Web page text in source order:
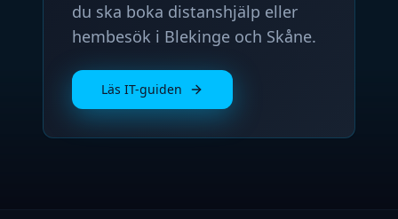
du ska boka distanshjälp eller
hembesök i Blekinge och Skåne.
Läs IT-guiden